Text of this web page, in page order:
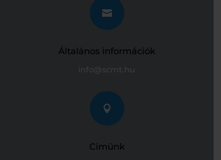

Általános információk
info@scmt.hu

Címünk